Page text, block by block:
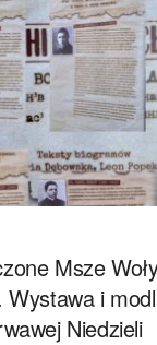
Msze
Wystawa i
Niedzieli